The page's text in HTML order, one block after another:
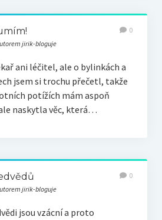
jirik-bloguje
0
ani léčitel, ale o bylinkách a
jsem si trochu přečetl, takže
potížích mám aspoň
naskytla věc, která…
jirik-bloguje
0
jsou vzácní a proto